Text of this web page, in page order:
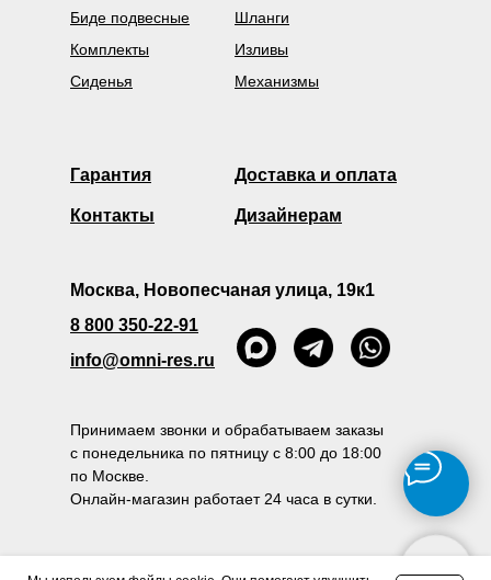
Механизмы
Шланги
Изливы
Биде подвесные
Комплекты
Принимаем звонки и обрабатываем заказы
с понедельника по пятницу с 8:00 до 18:00
по Москве.
Онлайн-магазин работает 24 часа в сутки.
Дизайнерам
Доставка и оплата
Москва, Новопесчаная улица, 19к1
8 800 350-22-91
info@omni-res.ru
Гарантия
Контакты
Сиденья